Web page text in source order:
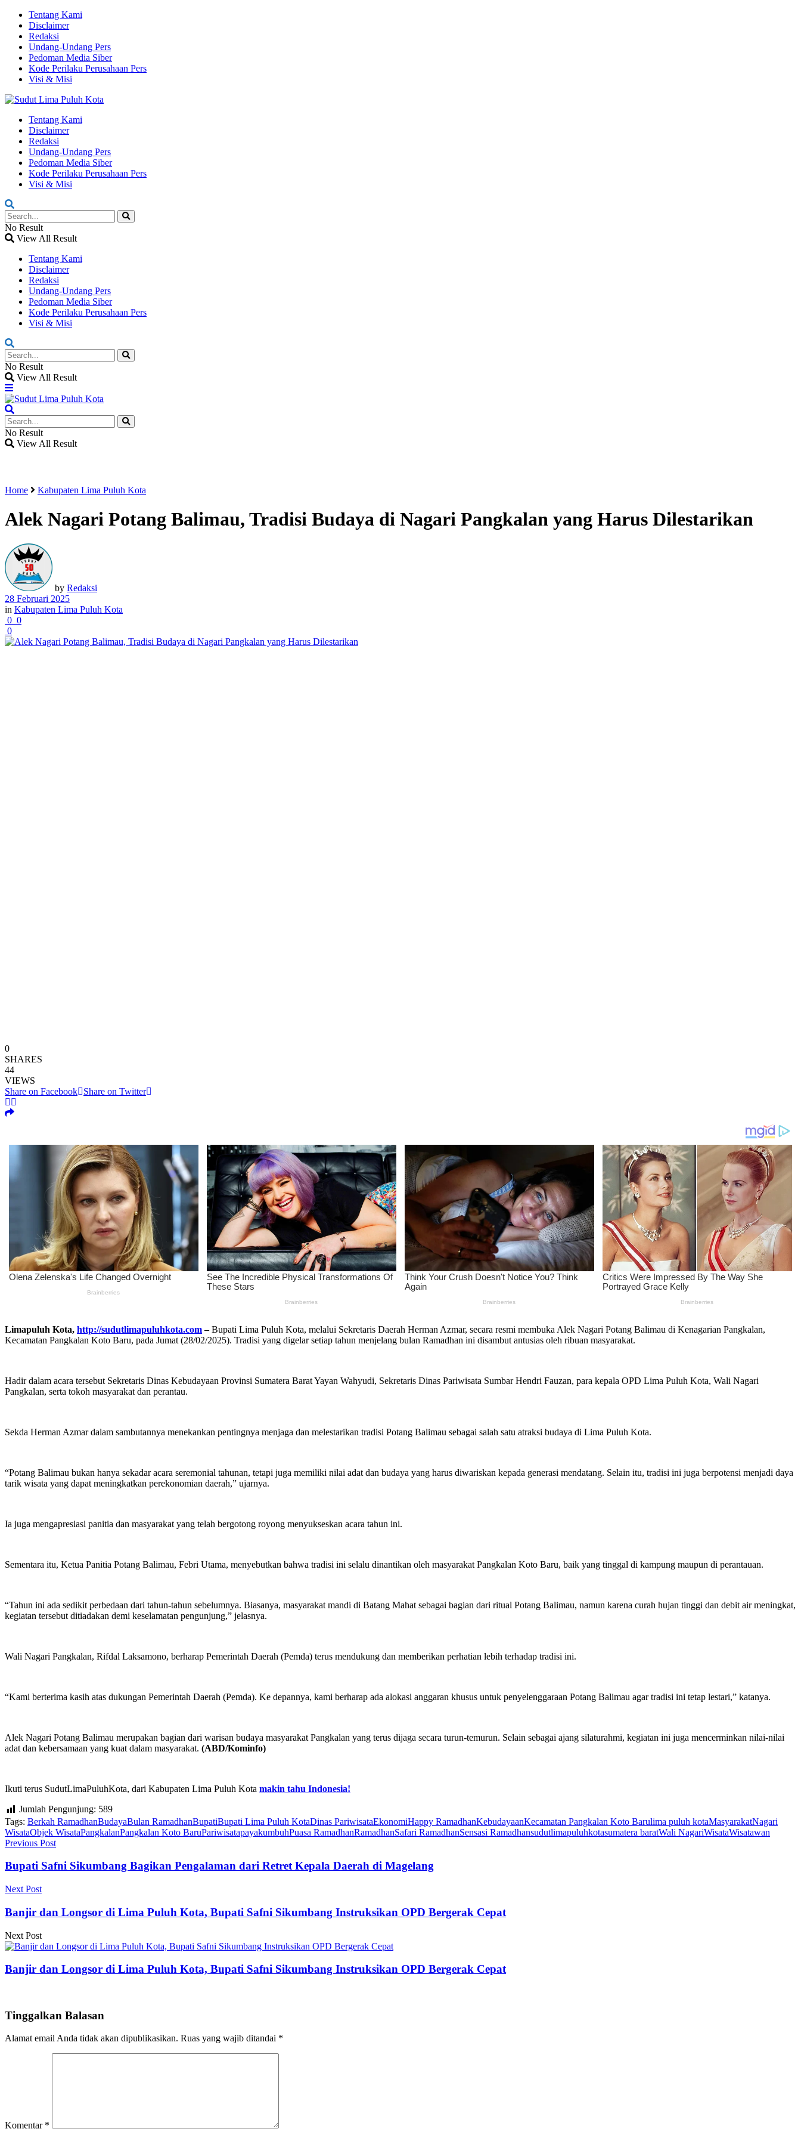
Tentang Kami
Disclaimer
Redaksi
Undang-Undang Pers
Pedoman Media Siber
Kode Perilaku Perusahaan Pers
Visi & Misi
Tentang Kami
Disclaimer
Redaksi
Undang-Undang Pers
Pedoman Media Siber
Kode Perilaku Perusahaan Pers
Visi & Misi
No Result
View All Result
Tentang Kami
Disclaimer
Redaksi
Undang-Undang Pers
Pedoman Media Siber
Kode Perilaku Perusahaan Pers
Visi & Misi
No Result
View All Result
No Result
View All Result
Home Kabupaten Lima Puluh Kota
Alek Nagari Potang Balimau, Tradisi Budaya di Nagari Pangkalan yang Harus Dilestarikan
by Redaksi
28 Februari 2025
in Kabupaten Lima Puluh Kota
0 0
0
0
SHARES
44
VIEWS
Share on Facebook
Share on Twitter
Limapuluh Kota, http://sudutlimapuluhkota.com–Bupati Lima Puluh Kota, melalui Sekretaris Daerah Herman Azmar, secara resmi membuka Alek Nagari Potang Balimau di Kenagarian Pangkalan,
Kecamatan Pangkalan Koto Baru, pada Jumat (28/02/2025). Tradisi yang digelar setiap tahun menjelang bulan Ramadhan ini disambut antusias oleh ribuan masyarakat.
Hadir dalam acara tersebut Sekretaris Dinas Kebudayaan Provinsi Sumatera Barat Yayan Wahyudi, Sekretaris Dinas Pariwisata Sumbar Hendri Fauzan, para kepala OPD Lima Puluh Kota, Wali Nagari
Pangkalan, serta tokoh masyarakat dan perantau.
Sekda Herman Azmar dalam sambutannya menekankan pentingnya menjaga dan melestarikan tradisi Potang Balimau sebagai salah satu atraksi budaya di Lima Puluh Kota.
“Potang Balimau bukan hanya sekadar acara seremonial tahunan, tetapi juga memiliki nilai adat dan budaya yang harus diwariskan kepada generasi mendatang. Selain itu, tradisi ini juga berpotensi menjadi daya
tarik wisata yang dapat meningkatkan perekonomian daerah,” ujarnya.
Ia juga mengapresiasi panitia dan masyarakat yang telah bergotong royong menyukseskan acara tahun ini.
Sementara itu, Ketua Panitia Potang Balimau, Febri Utama, menyebutkan bahwa tradisi ini selalu dinantikan oleh masyarakat Pangkalan Koto Baru, baik yang tinggal di kampung maupun di perantauan.
“Tahun ini ada sedikit perbedaan dari tahun-tahun sebelumnya. Biasanya, masyarakat mandi di Batang Mahat sebagai bagian dari ritual Potang Balimau, namun karena curah hujan tinggi dan debit air meningkat,
kegiatan tersebut ditiadakan demi keselamatan pengunjung,” jelasnya.
Wali Nagari Pangkalan, Rifdal Laksamono, berharap Pemerintah Daerah (Pemda) terus mendukung dan memberikan perhatian lebih terhadap tradisi ini.
“Kami berterima kasih atas dukungan Pemerintah Daerah (Pemda). Ke depannya, kami berharap ada alokasi anggaran khusus untuk penyelenggaraan Potang Balimau agar tradisi ini tetap lestari,” katanya.
Alek Nagari Potang Balimau merupakan bagian dari warisan budaya masyarakat Pangkalan yang terus dijaga secara turun-temurun. Selain sebagai ajang silaturahmi, kegiatan ini juga mencerminkan nilai-nilai
adat dan kebersamaan yang kuat dalam masyarakat. (ABD/Kominfo)
Ikuti terus SudutLimaPuluhKota, dari Kabupaten Lima Puluh Kota makin tahu Indonesia!
Jumlah Pengunjung: 589
Tags: Berkah RamadhanBudayaBulan RamadhanBupatiBupati Lima Puluh KotaDinas PariwisataEkonomiHappy RamadhanKebudayaanKecamatan Pangkalan Koto Barulima puluh kotaMasyarakatNagari
WisataObjek WisataPangkalanPangkalan Koto BaruPariwisatapayakumbuhPuasa RamadhanRamadhanSafari RamadhanSensasi Ramadhansudutlimapuluhkotasumatera baratWali NagariWisataWisatawan
Previous Post
Bupati Safni Sikumbang Bagikan Pengalaman dari Retret Kepala Daerah di Magelang
Next Post
Banjir dan Longsor di Lima Puluh Kota, Bupati Safni Sikumbang Instruksikan OPD Bergerak Cepat
Next Post
Banjir dan Longsor di Lima Puluh Kota, Bupati Safni Sikumbang Instruksikan OPD Bergerak Cepat
Tinggalkan Balasan
Alamat email Anda tidak akan dipublikasikan. Ruas yang wajib ditandai *
Komentar *